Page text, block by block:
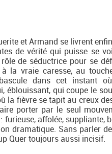
et Armand se livrent
de vérité qui puisse se
de séductrice pour se
la vraie caresse, au
dans cet instant
éblouissant, qui coupe le
la fièvre se tapit au creux
porter par le seul
affolée, suppliante,
dramatique. Sans parler
Quer toujours aussi incisif.